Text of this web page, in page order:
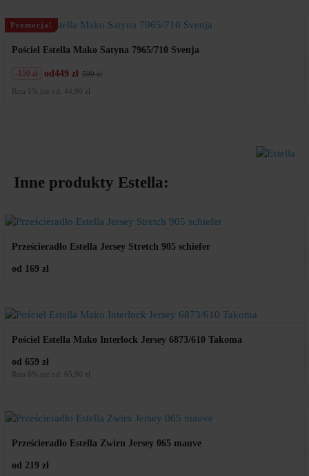
Promocja!
Pościel Estella Mako Satyna 7965/710 Svenja
od 599 zł
Pierwotna
cena
449 zł
Aktualna
cena
-150 zł
Rata 0% już od: 44,90 zł
Inne produkty Estella:
Prześcieradło Estella Jersey Stretch 905 schiefer
od 169 zł
Pościel Estella Mako Interlock Jersey 6873/610 Takoma
od 659 zł
Rata 0% już od: 65,90 zł
Prześcieradło Estella Zwirn Jersey 065 mauve
od 219 zł